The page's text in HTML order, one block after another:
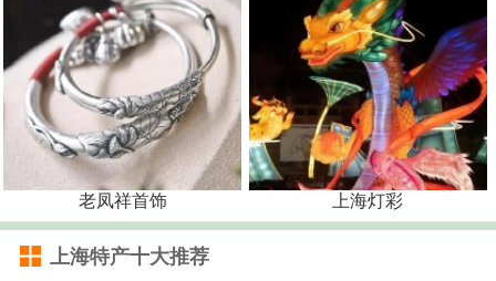
老凤祥首饰 上海灯彩
上海特产十大推荐